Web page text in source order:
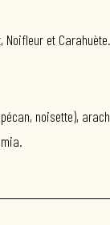
Noifleur et Carahuète.
noisette),